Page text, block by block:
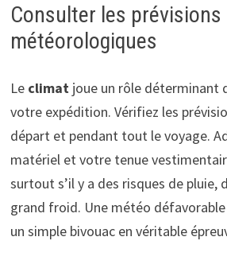
Consulter les prévisions
météorologiques
Le climatjoue un rôle déterminant
votre expédition. Vérifiez les
départ et pendant tout le voyage.
matériel et votre tenue
surtout s’il y a des risques de pluie,
grand froid. Une météo
un simple bivouac en véritable